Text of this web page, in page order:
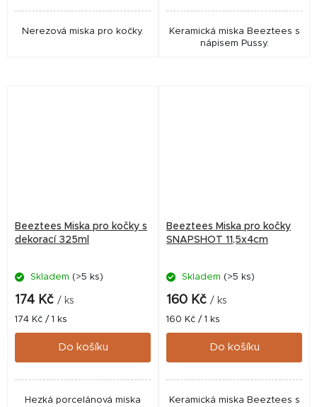
Nerezová miska pro kočky.
Keramická miska Beeztees s
nápisem Pussy.
Beeztees Miska pro kočky s
dekorací 325ml
Skladem (>5 ks)
174 Kč / ks
Měrná
cena:
174 Kč / 1 ks
Do košíku
Hezká porcelánová miska
Beeztees Miska pro kočky
SNAPSHOT 11,5x4cm
Skladem (>5 ks)
160 Kč / ks
Měrná
cena:
160 Kč / 1 ks
Do košíku
Keramická miska Beeztees s